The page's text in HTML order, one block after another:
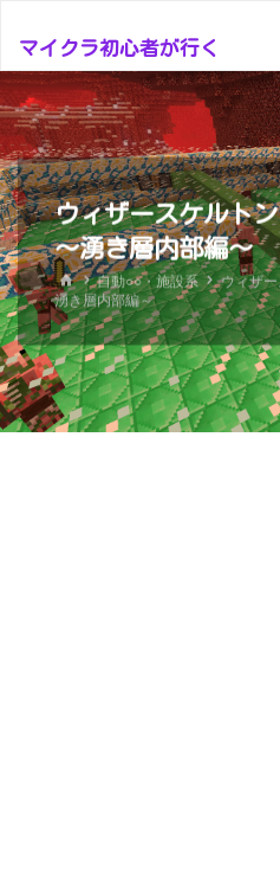
テ
ン
ツ
へ
ス
キ
ッ
プ
マイクラ初心者が行く
ウィザースケルト
～湧き層内部編～
ホ
ー
ム
自動○○・施設系
ウィザ
湧き層内部編～